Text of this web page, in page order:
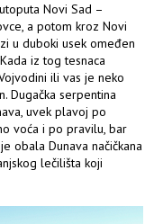
Novi Sad –
a potom kroz Novi
u duboki usek omeđen
iz tog tesnaca
ili vas je neko
Dugačka serpentina
uvek plavoj po
voća i po pravilu, bar
obala Dunava načičkana
lečilišta koji